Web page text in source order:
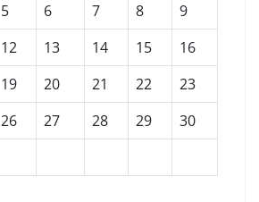
5 6 7 8
9
12 13 14 15
16
19 20 21 22
23
26 27 28 29
30